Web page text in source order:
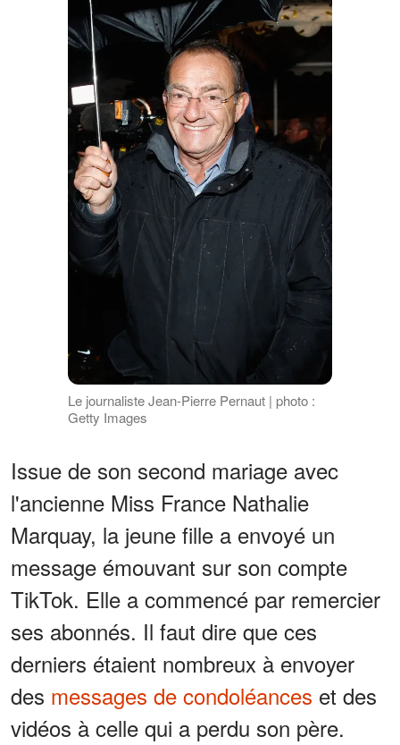
Le journaliste Jean-Pierre Pernaut | photo :
Getty Images
Issue de son second mariage avec
l'ancienne Miss France Nathalie
Marquay, la jeune fille a envoyé un
message émouvant sur son compte
TikTok. Elle a commencé par remercier
ses abonnés. Il faut dire que ces
derniers étaient nombreux à envoyer
des messages de condoléances et des
vidéos à celle qui a perdu son père.